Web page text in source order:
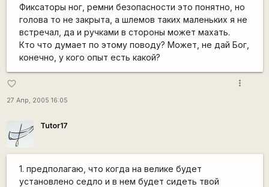
Фиксаторы ног, ремни безопасности это понятно, но
голова то не закрыта, а шлемов таких маленьких я не
встречал, да и ручками в стороны может махать.
Кто что думает по этому поводу? Может, не дай Бог,
конечно, у кого опыт есть какой?
favorite_border
27 Апр, 2005 16:05
more_vert
Tutor17
1. предполагаю, что когда на велике будет
установлено седло и в нем будет сидеть твой